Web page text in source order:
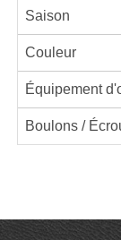
Saison
Couleur
Équipement
Boulons /